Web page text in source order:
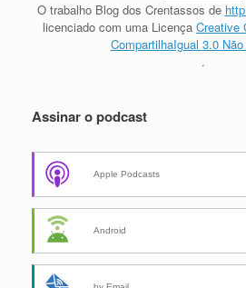
O trabalho Blog dos Crentassos de
licenciado com uma Licença Creative
CompartilhaIgual 3.0
.
Assinar o podcast
Apple Podcasts
Android